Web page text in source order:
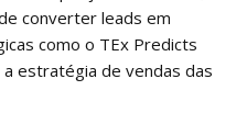
converter leads em
como o TEx Predicts
estratégia de vendas das